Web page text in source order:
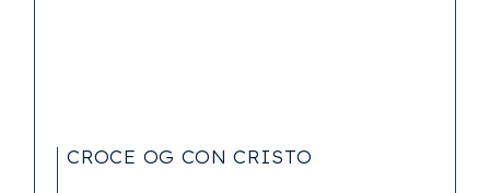
CROCE OG CON CRISTO